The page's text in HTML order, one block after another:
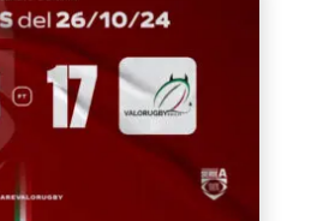
Rugby vs
Emilia 13-17
2024)